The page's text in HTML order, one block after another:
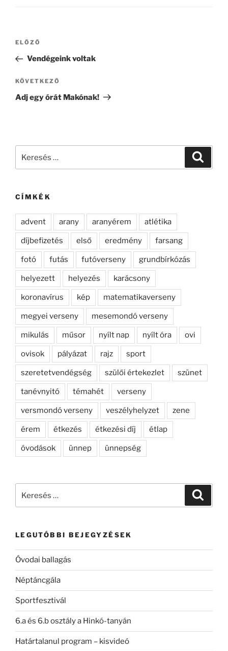
Bejegyzés
Korábbi
bejegyzés
ELŐZŐ
Vendégeink voltak
Következő
bejegyzés
KÖVETKEZŐ
Adj egy órát Makónak!
CÍMKÉK
advent arany aranyérem atlétika
díjbefizetés első eredmény farsang
fotó futás futóverseny grundbírkózás
helyezett helyezés karácsony
koronavírus kép matematikaverseny
megyei verseny mesemondó verseny
mikulás műsor nyílt nap nyílt óra ovi
ovisok pályázat rajz sport
szeretetvendégség szülői értekezlet szünet
tanévnyitó témahét verseny
versmondó verseny veszélyhelyzet zene
érem étkezés étkezési díj étlap
óvodások ünnep ünnepség
LEGUTÓBBI BEJEGYZÉSEK
Óvodai ballagás
Néptáncgála
Sportfesztivál
6.a és 6.b osztály a Hinkó-tanyán
Határtalanul program – kisvideó